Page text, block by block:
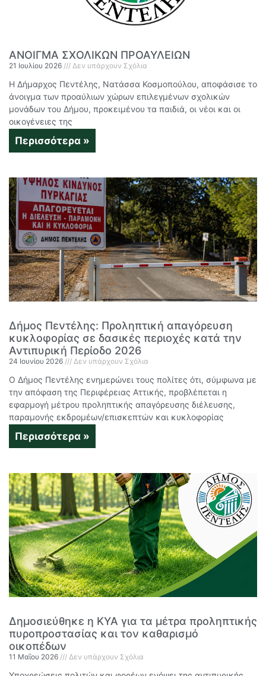
ΑΝΟΙΓΜΑ ΣΧΟΛΙΚΩΝ ΠΡΟΑΥΛΕΙΩΝ
21 Ιουλίου 2026 Δεν υπάρχουν Σχόλια
Η Δήμαρχος Πεντέλης, Νατάσσα Κοσμοπούλου, αποφάσισε το
άνοιγμα των προαύλιων χώρων επιλεγμένων σχολικών
μονάδων του Δήμου, προκειμένου τα παιδιά, οι νέοι και οι
οικογένειες της
Περισσότερα »
Δήμος Πεντέλης: Προληπτική απαγόρευση
κυκλοφορίας σε δασικές περιοχές κατά την
Αντιπυρική Περίοδο 2026
24 Ιουνίου 2026 Δεν υπάρχουν Σχόλια
Ο Δήμος Πεντέλης ενημερώνει τους πολίτες ότι, σύμφωνα με
την απόφαση της Περιφέρειας Αττικής, προβλέπεται η
εφαρμογή μέτρου προληπτικής απαγόρευσης διέλευσης,
παραμονής εκδρομέων/επισκεπτών και κυκλοφορίας
Περισσότερα »
Δημοσιεύθηκε η ΚΥΑ για τα μέτρα προληπτικής
πυροπροστασίας και τον καθαρισμό
οικοπέδων
11 Μαΐου 2026 Δεν υπάρχουν Σχόλια